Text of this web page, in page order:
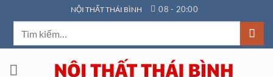
qua
dung
NỘI THẤT THÁI BÌNH 08 - 20:00